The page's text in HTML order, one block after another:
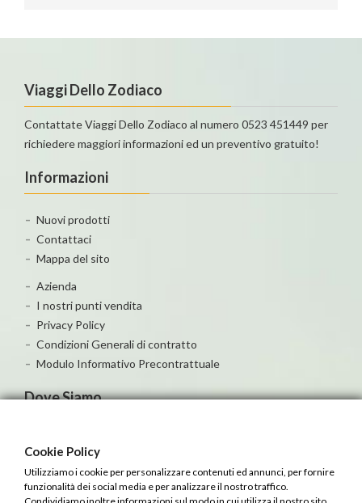
Viaggi Dello Zodiaco
Contattate Viaggi Dello Zodiaco al numero 0523 451449 per
richiedere maggiori informazioni ed un preventivo gratuito!
Informazioni
Nuovi prodotti
Contattaci
Mappa del sito
Azienda
I nostri punti vendita
Privacy Policy
Condizioni Generali di contratto
Modulo Informativo Precontrattuale
Dove Siamo
Cookie Policy
Utilizziamo i cookie per personalizzare contenuti ed annunci, per fornire
funzionalità dei social media e per analizzare il nostro traffico.